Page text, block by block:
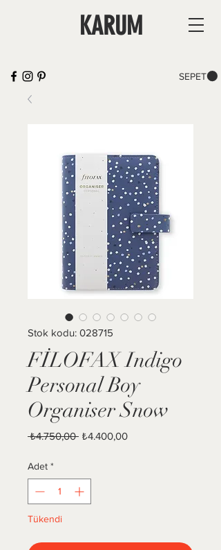
SEPET
KARUM
Stok kodu: 028715
FİLOFAX Indigo
Personal Boy
Organiser Snow
₺4.750,00 Normal Fiyat
₺4.400,00İndirimli Fiyat
Adet *
Tükendi